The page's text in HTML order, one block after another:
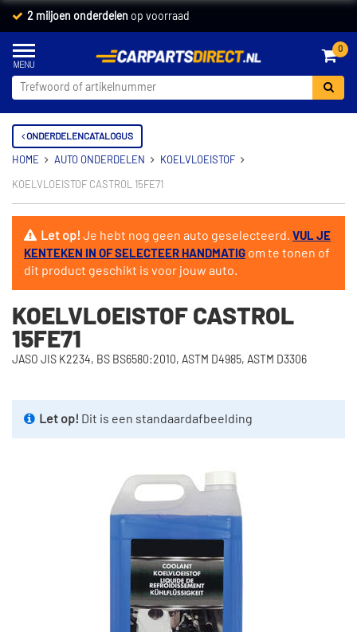
Vandaag besteld, morgen in huis *
2 miljoen onderdelen op voorraad
0
ONDERDELENCATALOGUS
HOME AUTO ONDERDELEN KOELVLOEISTOF
KOELVLOEISTOF CASTROL 15FE71
Let op!Je hebt nog geen auto geselecteerd. VUL JE
KENTEKEN IN OF SELECTEER HANDMATIG om te tonen of
dit product geschikt is voor jouw auto.
KOELVLOEISTOF CASTROL
15FE71
JASO JIS K2234, BS BS6580:2010, ASTM D4985, ASTM D3306
Let op! Dit is een standaardafbeelding